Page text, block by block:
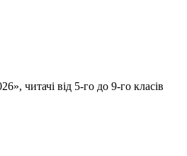
читачі від 5-го до 9-го класів